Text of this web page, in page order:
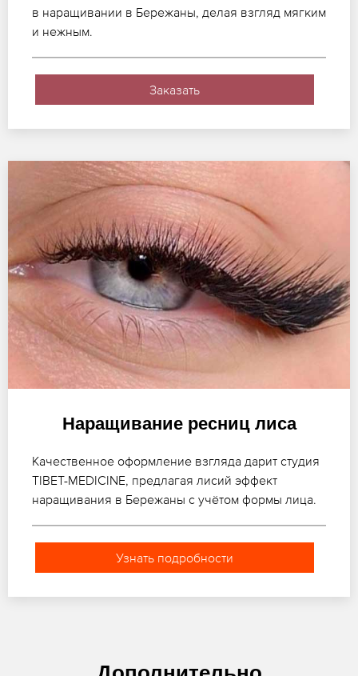
в наращивании в Бережаны, делая взгляд мягким
и нежным.
Заказать
Наращивание ресниц лиса
Качественное оформление взгляда дарит студия
TIBET-MEDICINE, предлагая лисий эффект
наращивания в Бережаны с учётом формы лица.
Узнать подробности